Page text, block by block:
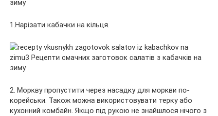
1.Нарізати кабачки на кільця.
2. Моркву пропустити через насадку для моркви по-
корейськи. Також можна використовувати терку або
кухонний комбайн. Якщо під рукою не знайшлося нічого з